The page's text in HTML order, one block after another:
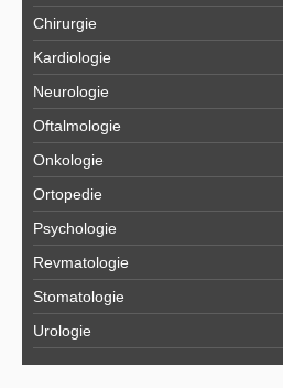
Chirurgie
Kardiologie
Neurologie
Oftalmologie
Onkologie
Ortopedie
Psychologie
Revmatologie
Stomatologie
Urologie